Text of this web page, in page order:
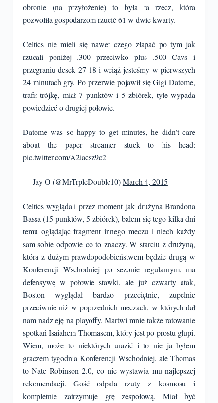
obronie (na przyłożenie) to była ta rzecz, która
pozwoliła gospodarzom rzucić 61 w dwie kwarty.
Celtics nie mieli się nawet czego złapać po tym jak
rzucali poniżej .300 przeciwko plus .500 Cavs i
przegraniu desek 27-18 i wciąż jesteśmy w pierwszych
24 minutach gry. Po przerwie pojawił się Gigi Datome,
trafił trójkę, miał 7 punktów i 5 zbiórek, tyle wypada
powiedzieć o drugiej połowie.
Datome was so happy to get minutes, he didn’t care
about the paper streamer stuck to his head:
pic.twitter.com/A2iacsz9c2
— Jay O (@MrTrpleDouble10)March 4, 2015
Celtics wyglądali przez moment jak drużyna Brandona
Bassa (15 punktów, 5 zbiórek), bałem się tego kilka dni
temu oglądając fragment innego meczu i niech każdy
sam sobie odpowie co to znaczy. W starciu z drużyną,
która z dużym prawdopodobieństwem będzie drugą w
Konferencji Wschodniej po sezonie regularnym, ma
defensywę w połowie stawki, ale już czwarty atak,
Boston wyglądał bardzo przeciętnie, zupełnie
przeciwnie niż w poprzednich meczach, w których dał
nam nadzieję na playoffy. Martwi mnie także ratowanie
spotkań Isaiahem Thomasem, który jest po prostu głupi.
Wiem, może to niektórych urazić i to nie ja byłem
graczem tygodnia Konferencji Wschodniej, ale Thomas
to Nate Robinson 2.0, co nie wystawia mu najlepszej
rekomendacji. Gość odpala rzuty z kosmosu i
kompletnie zatrzymuje grę zespołową. Miał być